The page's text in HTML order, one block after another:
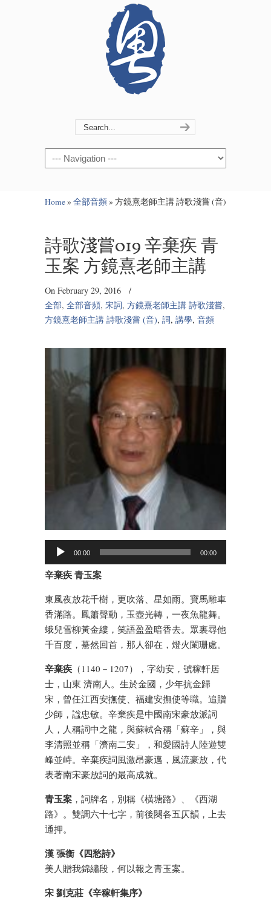
Navigation
Home» 全部音頻» 方鏡熹老師主講 詩歌淺嘗 (音)
詩歌淺嘗019 辛棄疾 青
玉案 方鏡熹老師主講
On February 29, 2016
/
全部, 全部音頻, 宋詞, 方鏡熹老師主講 詩歌淺嘗,
方鏡熹老師主講 詩歌淺嘗 (音), 詞, 講學, 音頻
Audio
00:00 00:00
辛棄疾 青玉案
東風夜放花千樹，更吹落、星如雨。寶馬雕車
香滿路。鳳簫聲動，玉壺光轉，一夜魚龍舞。
蛾兒雪柳黃金縷，笑語盈盈暗香去。眾裏尋他
千百度，驀然回首，那人卻在，燈火闌珊處。
辛棄疾 （1140－1207），字幼安，號稼軒居
士，山東 濟南人。生於金國，少年抗金歸
宋，曾任江西安撫使、福建安撫使等職。追贈
少師，諡忠敏。辛棄疾是中國南宋豪放派詞
人，人稱詞中之龍，與蘇軾合稱「蘇辛」，與
李清照並稱「濟南二安」，和愛國詩人陸遊雙
峰並峙。辛棄疾詞風激昂豪邁，風流豪放，代
表著南宋豪放詞的最高成就。
青玉案 ，詞牌名，別稱《橫塘路》、《西湖
路》。雙調六十七字，前後闋各五仄韻，上去
通押。
漢 張衡《四愁詩》
美人贈我錦繡段，何以報之青玉案。
宋 劉克莊《辛稼軒集序》